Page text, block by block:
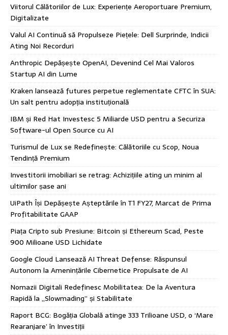
Viitorul Călătoriilor de Lux: Experiențe Aeroportuare Premium,
Digitalizate
Valul AI Continuă să Propulseze Piețele: Dell Surprinde, Indicii
Ating Noi Recorduri
Anthropic Depășește OpenAI, Devenind Cel Mai Valoros
Startup AI din Lume
Kraken lansează futures perpetue reglementate CFTC în SUA:
Un salt pentru adopția instituțională
IBM și Red Hat Investesc 5 Miliarde USD pentru a Securiza
Software-ul Open Source cu AI
Turismul de Lux se Redefinește: Călătoriile cu Scop, Noua
Tendință Premium
Investitorii imobiliari se retrag: Achizițiile ating un minim al
ultimilor șase ani
UiPath Își Depășește Așteptările în T1 FY27, Marcat de Prima
Profitabilitate GAAP
Piața Cripto sub Presiune: Bitcoin și Ethereum Scad, Peste
900 Milioane USD Lichidate
Google Cloud Lansează AI Threat Defense: Răspunsul
Autonom la Amenințările Cibernetice Propulsate de AI
Nomazii Digitali Redefinesc Mobilitatea: De la Aventura
Rapidă la „Slowmading” și Stabilitate
Raport BCG: Bogăția Globală atinge 333 Trilioane USD, o ‘Mare
Rearanjare’ în Investiții